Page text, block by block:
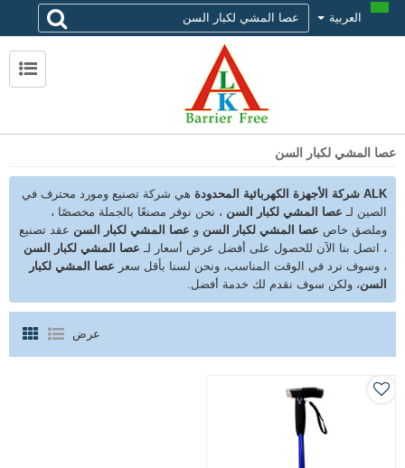
العربية
عصا المشي لكبار السن
ALK شركة الأجهزة الكهربائية المحدودة
هي شركة تصنيع ومورد محترف في
الصين لـ عصا المشي لكبار السن ، نحن نوفر مصنعًا بالجملة مخصصًا ،
وملصق خاص عصا المشي لكبار السن و عصا المشي لكبار السن عقد تصنيع
، اتصل بنا الآن للحصول على أفضل عرض أسعار لـ عصا المشي لكبار السن
، وسوف نرد في الوقت المناسب، ونحن لسنا بأقل سعر عصا المشي لكبار
السن، ولكن سوف نقدم لك خدمة أفضل.
عرض